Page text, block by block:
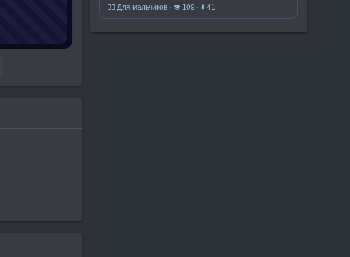
🧍‍♂️ Для мальчиков · 👁 109 · ⬇ 41